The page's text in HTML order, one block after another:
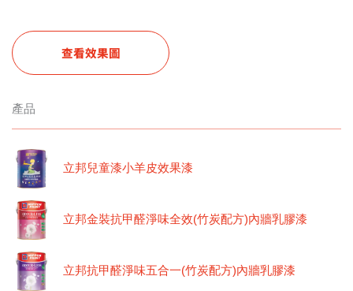
查看效果圖
產品
立邦兒童漆小羊皮效果漆
立邦金裝抗甲醛淨味全效(竹炭配方)內牆乳膠漆
立邦抗甲醛淨味五合一(竹炭配方)內牆乳膠漆